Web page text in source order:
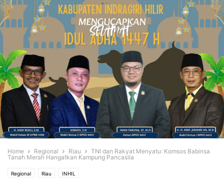
Home Regional Riau
TNI dan Rakyat Menyatu: Komsos Babinsa
Tanah Merah Hangatkan Kampung Pancasila
Regional Riau INHIL